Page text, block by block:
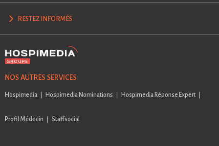
RESTEZ INFORMÉS
NOS AUTRES SERVICES
Hospimedia Hospimedia Nominations Hospimedia Réponse Expert
Profil Médecin Staffsocial